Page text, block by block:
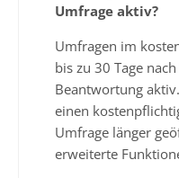
Umfrage aktiv?
Umfragen im
bis zu 30 Tage
Beantwortung
einen
Umfrage länger
erweiterte